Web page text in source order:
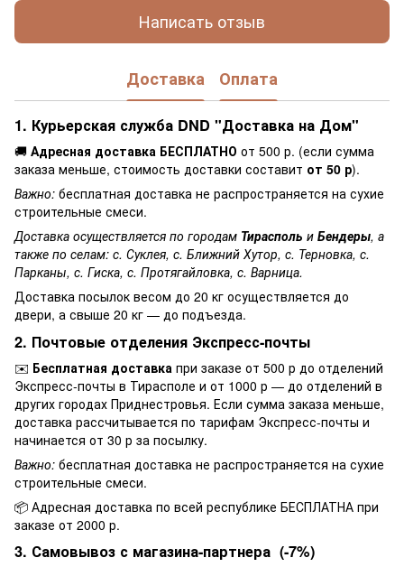
Написать отзыв
Доставка Оплата
1. Курьерская служба DND "Доставка на Дом"
🚚 Адресная доставка БЕСПЛАТНО от 500 р. (если сумма
заказа меньше, стоимость доставки составит от 50 р).
Важно: бесплатная доставка не распространяется на сухие
строительные смеси.
Доставка осуществляется по городам Тирасполь и Бендеры, а
также по селам: с. Суклея, с. Ближний Хутор, с. Терновка, с.
Парканы, с. Гиска, с. Протягайловка, с. Варница.
Доставка посылок весом до 20 кг осуществляется до
двери, а свыше 20 кг — до подъезда.
2. Почтовые отделения Экспресс-почты
✉️ Бесплатная доставка при заказе от 500 р до отделений
Экспресс-почты в Тирасполе и от 1000 р — до отделений в
других городах Приднестровья. Если сумма заказа меньше,
доставка рассчитывается по тарифам Экспресс-почты и
начинается от 30 р за посылку.
Важно: бесплатная доставка не распространяется на сухие
строительные смеси.
📦 Адресная доставка по всей республике БЕСПЛАТНА при
заказе от 2000 р.
3. Самовывоз с магазина-партнера (-7%)